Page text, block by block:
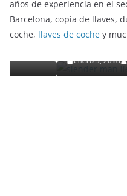
años de experiencia en el
Barcelona, copia de llaves,
coche, llaves de coche y
ENTRETENIMIENTO Y
Slender Man llega
detalles
enero 3, 2018 Grecia